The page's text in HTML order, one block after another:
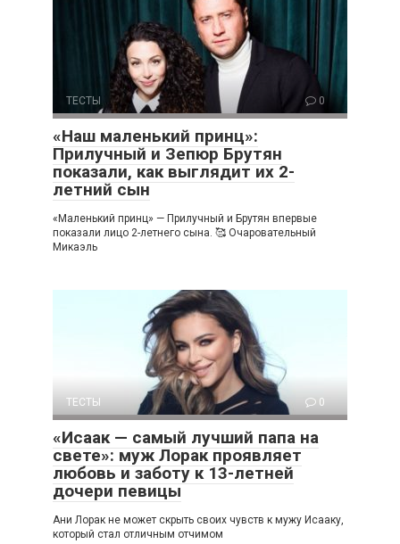
ТЕСТЫ 0
«Наш маленький принц»:
Прилучный и Зепюр Брутян
показали, как выглядит их 2-
летний сын
«Маленький принц» — Прилучный и Брутян впервые
показали лицо 2-летнего сына. 🥰 Очаровательный
Микаэль
ТЕСТЫ 0
«Исаак — самый лучший папа на
свете»: муж Лорак проявляет
любовь и заботу к 13-летней
дочери певицы
Ани Лорак не может скрыть своих чувств к мужу Исааку,
который стал отличным отчимом